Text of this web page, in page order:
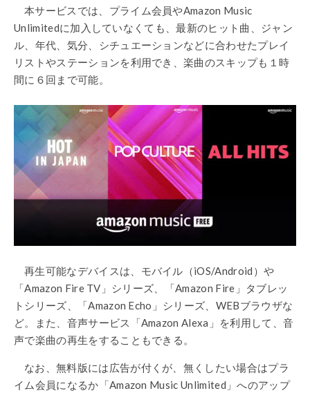
本サービスでは、プライム会員やAmazon Music
Unlimitedに加入していなくても、最新のヒット曲、ジャン
ル、年代、気分、シチュエーションなどに合わせたプレイ
リストやステーションを利用でき、楽曲のスキップも１時
間に６回まで可能。
再生可能なデバイスは、モバイル（iOS/Android）や
「Amazon Fire TV」シリーズ、「Amazon Fire」タブレッ
トシリーズ、「Amazon Echo」シリーズ、WEBブラウザな
ど。また、音声サービス「Amazon Alexa」を利用して、音
声で楽曲の再生をすることもできる。
なお、無料版には広告が付くが、無くしたい場合はプラ
イム会員になるか「Amazon Music Unlimited」へのアップ